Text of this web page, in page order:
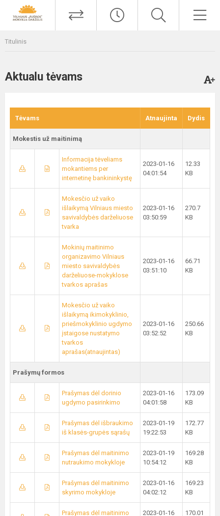
Titulinis
Aktualu tėvams
Tėvams Atnaujinta Dydis
Mokestis už maitinimą
Informacija tėveliams
mokantiems per
internetinę bankininkystę
2023-01-16
04:01:54
12.33
KB
Mokesčio už vaiko
išlaikymą Vilniaus miesto
savivaldybės darželiuose
tvarka
2023-01-16
03:50:59
270.7
KB
Mokinių maitinimo
organizavimo Vilniaus
miesto savivaldybės
darželiuose-mokyklose
tvarkos aprašas
2023-01-16
03:51:10
66.71
KB
Mokesčio už vaiko
išlaikymą ikimokyklinio,
priešmokyklinio ugdymo
įstaigose nustatymo
tvarkos
aprašas(atnaujintas)
2023-01-16
03:52:52
250.66
KB
Prašymų formos
Prašymas dėl dorinio
ugdymo pasirinkimo
2023-01-16
04:01:58
173.09
KB
Prašymas dėl išbraukimo
iš klasės-grupės sąrašų
2023-01-19
19:22:53
172.77
KB
Prašymas dėl maitinimo
nutraukimo mokykloje
2023-01-19
10:54:12
169.28
KB
Prašymas dėl maitinimo
skyrimo mokykloje
2023-01-16
04:02:12
169.23
KB
Prašymas dėl maitinimo
2023-01-16
170.01